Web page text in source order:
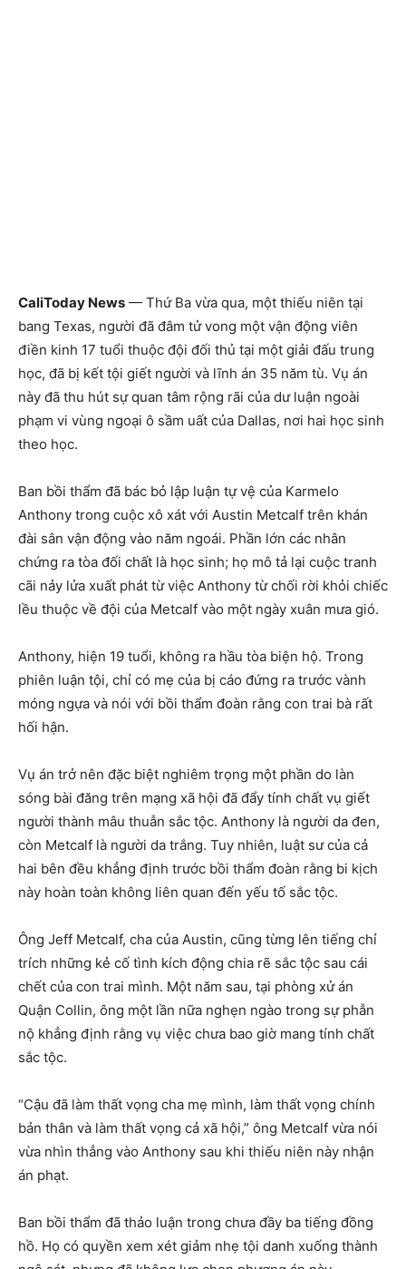
CaliToday News — Thứ Ba vừa qua, một thiếu niên tại
bang Texas, người đã đâm tử vong một vận động viên
điền kinh 17 tuổi thuộc đội đối thủ tại một giải đấu trung
học, đã bị kết tội giết người và lĩnh án 35 năm tù. Vụ án
này đã thu hút sự quan tâm rộng rãi của dư luận ngoài
phạm vi vùng ngoại ô sầm uất của Dallas, nơi hai học sinh
theo học.
Ban bồi thẩm đã bác bỏ lập luận tự vệ của Karmelo
Anthony trong cuộc xô xát với Austin Metcalf trên khán
đài sân vận động vào năm ngoái. Phần lớn các nhân
chứng ra tòa đối chất là học sinh; họ mô tả lại cuộc tranh
cãi nảy lửa xuất phát từ việc Anthony từ chối rời khỏi chiếc
lều thuộc về đội của Metcalf vào một ngày xuân mưa gió.
Anthony, hiện 19 tuổi, không ra hầu tòa biện hộ. Trong
phiên luận tội, chỉ có mẹ của bị cáo đứng ra trước vành
móng ngựa và nói với bồi thẩm đoàn rằng con trai bà rất
hối hận.
Vụ án trở nên đặc biệt nghiêm trọng một phần do làn
sóng bài đăng trên mạng xã hội đã đẩy tính chất vụ giết
người thành mâu thuẫn sắc tộc. Anthony là người da đen,
còn Metcalf là người da trắng. Tuy nhiên, luật sư của cả
hai bên đều khẳng định trước bồi thẩm đoàn rằng bi kịch
này hoàn toàn không liên quan đến yếu tố sắc tộc.
Ông Jeff Metcalf, cha của Austin, cũng từng lên tiếng chỉ
trích những kẻ cố tình kích động chia rẽ sắc tộc sau cái
chết của con trai mình. Một năm sau, tại phòng xử án
Quận Collin, ông một lần nữa nghẹn ngào trong sự phẫn
nộ khẳng định rằng vụ việc chưa bao giờ mang tính chất
sắc tộc.
“Cậu đã làm thất vọng cha mẹ mình, làm thất vọng chính
bản thân và làm thất vọng cả xã hội,” ông Metcalf vừa nói
vừa nhìn thẳng vào Anthony sau khi thiếu niên này nhận
án phạt.
Ban bồi thẩm đã thảo luận trong chưa đầy ba tiếng đồng
hồ. Họ có quyền xem xét giảm nhẹ tội danh xuống thành